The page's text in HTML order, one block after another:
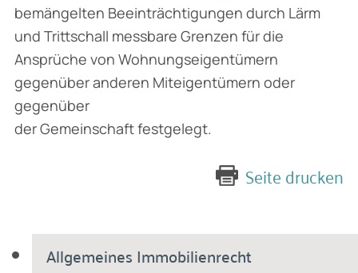
Allgemeines Immobilienrecht
bemängelten Beeinträchtigungen durch Lärm
und Trittschall messbare Grenzen für die
Ansprüche von Wohnungseigentümern
gegenüber anderen Miteigentümern oder
gegenüber
der Gemeinschaft festgelegt.
Seite drucken